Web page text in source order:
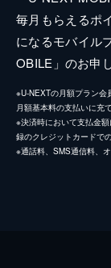
毎月もらえるポ
になるモバイル
OBILE」のお申
※U-NEXTの月額プラン
月額基本料の支払いに充て
※決済時において支払金
録のクレジットカードで
※通話料、SMS通信料、